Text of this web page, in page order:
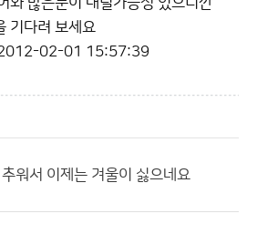
기다려 보세요
02-01 15:57:39
워서 이제는 겨울이 싫으네요